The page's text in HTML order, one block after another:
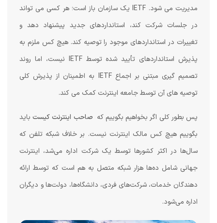
مدیریت می شود. IETF یک سازمان باز است؛ هر کسی می تواند
در جلسات شرکت کند، استانداردهای جدید پیشنهاد دهد و
تغییرات در استانداردهای موجود را توصیه کند. هیچ کس ملزم به
پذیرش استانداردهای تأیید شده توسط IETF نیست، اما روند
تصمیم گیری مبتنی بر اجماع IETF به اطمینان از پذیرش کلی
توصیه های آن توسط جامعه اینترنت کمک می کند.
پس بطور کلی اگر بخواهیم بگوییم که صاحب اینترنت کیستباید
بگوییم هیچ کس مالک اینترنت نیست. بر خلاف شبکه تلفن که
سال‌ها در اکثر کشورها توسط یک شرکت اداره می‌شد، اینترنت
جهانی شامل ده‌ها هزار شبکه متصل به هم است که توسط ارائه
دهندگان خدمات، شرکت‌های فردی، دانشگاه‌ها، دولت‌ها و دیگران
اداره می‌شود.